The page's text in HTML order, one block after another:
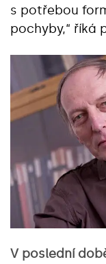
s potřebou
pochyby,“ říká
V poslední